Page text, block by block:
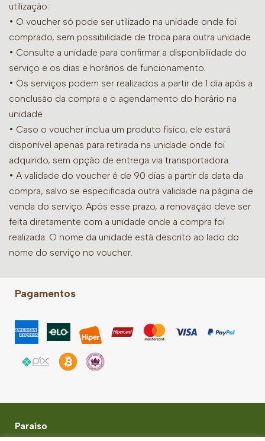
utilização:
• O voucher só pode ser utilizado na unidade onde foi
comprado, sem possibilidade de troca para outra unidade.
• Consulte a unidade para confirmar a disponibilidade do
serviço e os dias e horários de funcionamento.
• Os serviços podem ser realizados a partir de 1 dia após a
conclusão da compra e o agendamento do horário na
unidade.
• Caso o voucher inclua um produto físico, ele estará
disponível apenas para retirada na unidade onde foi
adquirido, sem opção de entrega via transportadora.
• A validade do voucher é de 90 dias a partir da data da
compra, salvo se especificada outra validade na página de
venda do serviço. Após esse prazo, a renovação deve ser
feita diretamente com a unidade onde a compra foi
realizada. O nome da unidade está descrito ao lado do
nome do serviço no voucher.
Pagamentos
Paraíso